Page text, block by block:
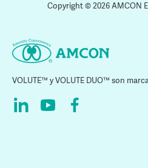
VOLUTE™ y VOLUTE DUO™ son
Copyright © 2026 AMCON